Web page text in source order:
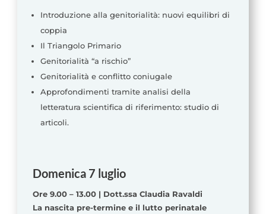
Introduzione alla genitorialità: nuovi equilibri di
coppia
Il Triangolo Primario
Genitorialità “a rischio”
Genitorialità e conflitto coniugale
Approfondimenti tramite analisi della
letteratura scientifica di riferimento: studio di
articoli.
Domenica 7 luglio
Ore 9.00 – 13.00 | Dott.ssa Claudia Ravaldi
La nascita pre-termine e il lutto perinatale